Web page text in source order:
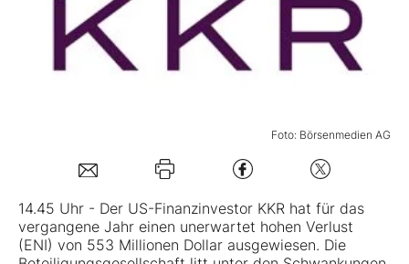
Mein B:O
Folgen Sie uns
Kontakt
Foto: Börsenmedien AG
14.45 Uhr - Der US-Finanzinvestor KKR hat für das
vergangene Jahr einen unerwartet hohen Verlust
(ENI) von 553 Millionen Dollar ausgewiesen. Die